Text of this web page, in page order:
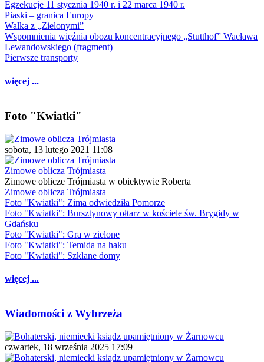
Egzekucje 11 stycznia 1940 r. i 22 marca 1940 r.
Piaski – granica Europy
Walka z „Zielonymi”
Wspomnienia więźnia obozu koncentracyjnego „Stutthof” Wacława
Lewandowskiego (fragment)
Pierwsze transporty
więcej ...
Foto "Kwiatki"
sobota, 13 lutego 2021 11:08
Zimowe oblicza Trójmiasta
Zimowe oblicze Trójmiasta w obiektywie Roberta
Zimowe oblicza Trójmiasta
Foto "Kwiatki": Zima odwiedziła Pomorze
Foto "Kwiatki": Bursztynowy ołtarz w kościele św. Brygidy w
Gdańsku
Foto "Kwiatki": Gra w zielone
Foto "Kwiatki": Temida na haku
Foto "Kwiatki": Szklane domy
więcej ...
Wiadomości z Wybrzeża
czwartek, 18 września 2025 17:09